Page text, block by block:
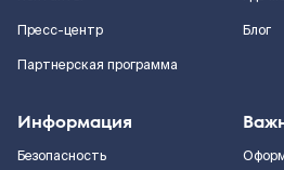
Пресс-центр
Партнерская программа
Блог
Информация
Безопасность